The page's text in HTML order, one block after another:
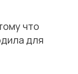
что
для